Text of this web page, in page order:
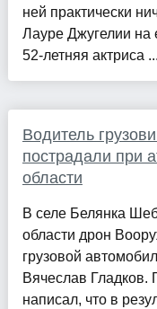
ней практически
Лауре Джугелии на
52-летняя актриса ...
Водитель
пострадали при
области
В селе Белянка
области дрон
грузовой
Вячеслав Гладков.
написал, что в